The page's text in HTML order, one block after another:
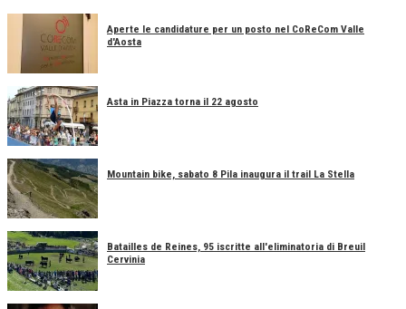
Aperte le candidature per un posto nel CoReCom Valle
d'Aosta
Asta in Piazza torna il 22 agosto
Mountain bike, sabato 8 Pila inaugura il trail La Stella
Batailles de Reines, 95 iscritte all'eliminatoria di Breuil
Cervinia